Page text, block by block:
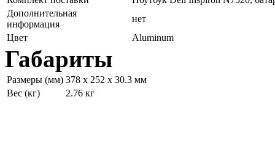
Дополнительная
информация
нет
Цвет
Aluminum
Габариты
Размеры (мм) 378 х 252 х 30.3 мм
Вес (кг)
2.76 кг